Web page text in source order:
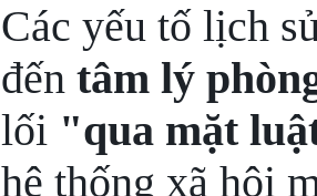
Các yếu tố lịch
đến tâm lý
lối "qua mặt
hệ thống xã hội